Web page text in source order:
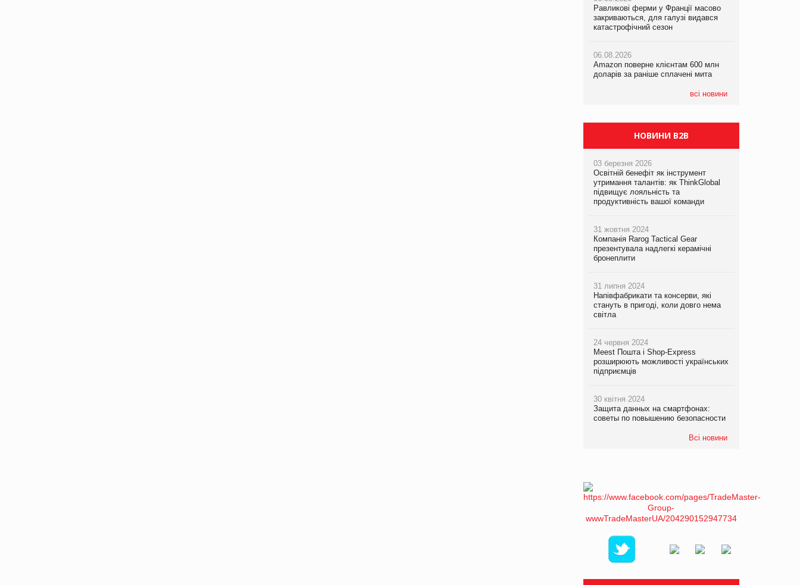
Равликові ферми у Франції масово
закриваються, для галузі видався
катастрофічний сезон
06.08.2026
Amazon поверне клієнтам 600 млн
доларів за раніше сплачені мита
всі новини
05.08.2026
ТОКЕРИ
Сергій Лісунов про заморожені
Amazon поверне клієнтам 600 млн
доларів за раніше сплачені мита
У Євросоюзі набули чинності нові
правила щодо штучного інтелекту
НОВИНИ B2B
03 березня 2026
Освітній бенефіт як інструмент
утримання талантів: як ThinkGlobal
підвищує лояльність та
продуктивність вашої команди
31 жовтня 2024
Компанія Rarog Tactical Gear
презентувала надлегкі керамічні
бронеплити
31 липня 2024
Напівфабрикати та консерви, які
стануть в пригоді, коли довго нема
світла
24 червня 2024
Meest Пошта і Shop-Express
розширюють можливості українських
підприємців
30 квітня 2024
Защита данных на смартфонах:
советы по повышению безопасности
Всі новини